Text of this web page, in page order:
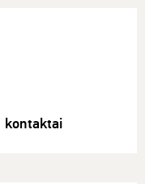
kontaktai